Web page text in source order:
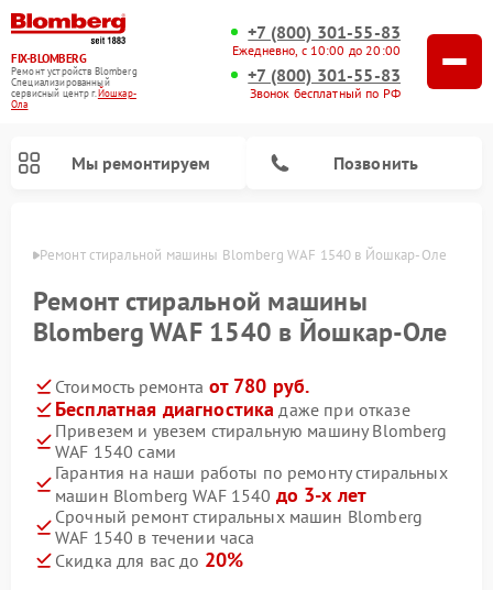
FIX-BLOMBERG
Ремонт устройств Blomberg
Специализированный
cервисный центр г.Йошкар-
Ола
+7 (800) 301-55-83
Ежедневно, с 10:00 до 20:00
+7 (800) 301-55-83
Звонок бесплатный по РФ
Мы ремонтируем Позвонить
Ремонт стиральной машины Blomberg WAF 1540 в Йошкар-Оле
Ремонт стиральной машины
Blomberg WAF 1540 в Йошкар-Оле
Стоимость ремонта от 780 руб.
Бесплатная диагностика даже при отказе
Привезем и увезем стиральную машину Blomberg
WAF 1540 сами
Гарантия на наши работы по ремонту стиральных
машин Blomberg WAF 1540 до 3-х лет
Срочный ремонт стиральных машин Blomberg
WAF 1540 в течении часа
Скидка для вас до 20%